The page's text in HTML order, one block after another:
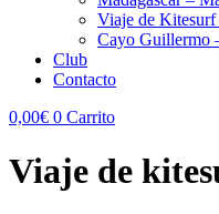
Viaje de
Cayo Guillermo
Club
Contacto
0,00€ 0 Carrito
Viaje de